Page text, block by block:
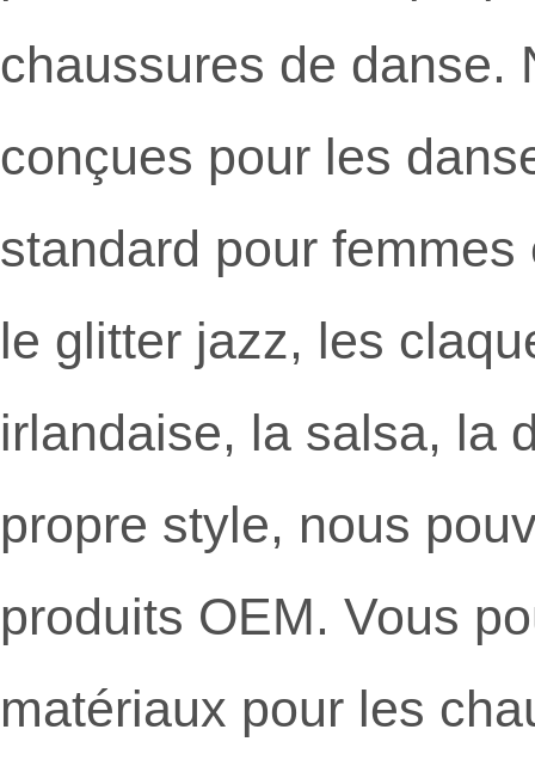
chaussures de danse.
conçues pour les
standard pour
le glitter jazz, les
irlandaise, la salsa, la
propre style, nous
produits OEM. Vous
matériaux pour les